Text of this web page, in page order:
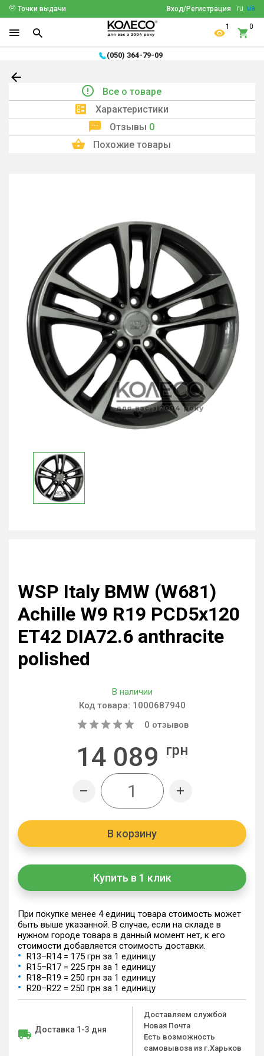
ru ua
Вход/Регистрация
Точки выдачи
1 0
(050) 364-79-09
Все о товаре
Характеристики
Отзывы 0
Похожие товары
WSP Italy BMW (W681)
Achille W9 R19 PCD5x120
ET42 DIA72.6 anthracite
polished
В наличии
Код товара: 1000687940
0 отзывов
14 089 грн
В корзину
Купить в 1 клик
При покупке менее 4 единиц товара стоимость может
быть выше указанной. В случае, если на складе в
нужном городе товара в данный момент нет, к его
стоимости добавляется стоимость доставки.
R13–R14 = 175 грн за 1 единицу
R15–R17 = 225 грн за 1 единицу
R18–R19 = 250 грн за 1 единицу
R20–R22 = 250 грн за 1 единицу
Доставка 1-3 дня
Доставляем службой
Новая Почта
Есть возможность
самовывоза из г.Харьков